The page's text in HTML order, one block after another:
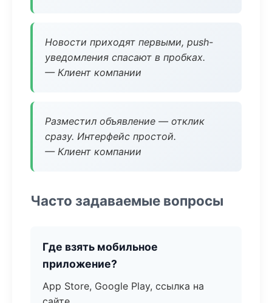
Новости приходят первыми, push-
уведомления спасают в пробках.
— Клиент компании
Разместил объявление — отклик
сразу. Интерфейс простой.
— Клиент компании
Часто задаваемые вопросы
Где взять мобильное
приложение?
App Store, Google Play, ссылка на